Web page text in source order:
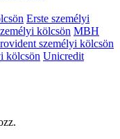
Erste személyi
kölcsön MBH
személyi kölcsön
kölcsön Unicredit